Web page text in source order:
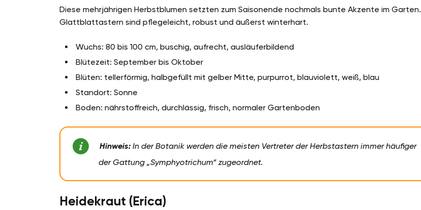
Diese mehrjährigen Herbstblumen setzten zum Saisonende nochmals bunte Akzente im Garten.
Glattblattastern sind pflegeleicht, robust und äußerst winterhart.
Wuchs: 80 bis 100 cm, buschig, aufrecht, ausläuferbildend
Blütezeit: September bis Oktober
Blüten: tellerförmig, halbgefüllt mit gelber Mitte, purpurrot, blauviolett, weiß, blau
Standort: Sonne
Boden: nährstoffreich, durchlässig, frisch, normaler Gartenboden
Hinweis: In der Botanik werden die meisten Vertreter der Herbstastern immer häufiger
der Gattung „Symphyotrichum“ zugeordnet.
Heidekraut (Erica)